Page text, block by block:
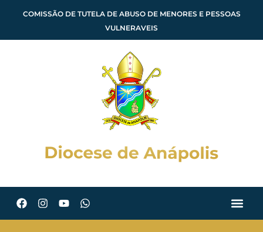
COMISSÃO DE TUTELA DE ABUSO DE MENORES E PESSOAS
VULNERAVEIS